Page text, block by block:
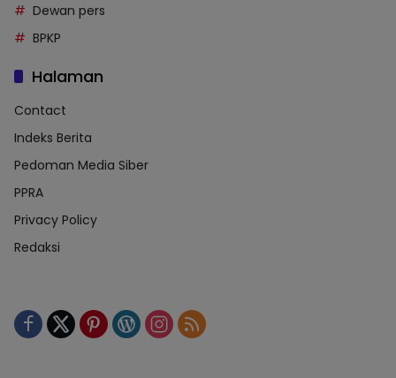
Dewan pers
BPKP
Halaman
Contact
Indeks Berita
Pedoman Media Siber
PPRA
Privacy Policy
Redaksi